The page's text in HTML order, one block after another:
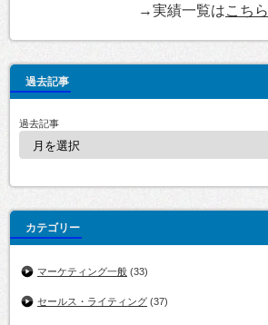
→実績一覧はこちら
過去記事
過去記事
カテゴリー
マーケティング一般 (33)
セールス・ライティング (37)